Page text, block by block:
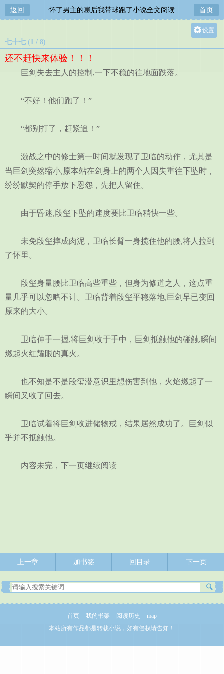
返回 怀了男主的崽后我带球跑了小说全文阅读 首页
设置
七十七 (1 / 8)
还不赶快来体验！！！
巨剑失去主人的控制,一下不稳的往地面跌落。
“不好！他们跑了！”
“都别打了，赶紧追！”
激战之中的修士第一时间就发现了卫临的动作，尤其是
当巨剑突然缩小,原本站在剑身上的两个人因失重往下坠时，
纷纷默契的停手放下恩怨，先把人留住。
由于昏迷,段玺下坠的速度要比卫临稍快一些。
未免段玺摔成肉泥，卫临长臂一身揽住他的腰,将人拉到
了怀里。
段玺身量腰比卫临高些重些，但身为修道之人，这点重
量几乎可以忽略不计。卫临背着段玺平稳落地,巨剑早已变回
原来的大小。
卫临伸手一握,将巨剑收于手中，巨剑抵触他的碰触,瞬间
燃起火红耀眼的真火。
也不知是不是段玺潜意识里想伤害到他，火焰燃起了一
瞬间又收了回去。
卫临试着将巨剑收进储物戒，结果居然成功了。巨剑似
乎并不抵触他。
内容未完，下一页继续阅读
上一章 加书签 回目录 下一页
首页 我的书架 阅读历史
map
本站所有作品都是转载小说，如有侵权请告知！